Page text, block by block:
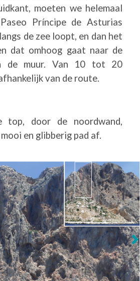
moeten we helemaal
Príncipe de Asturias
de zee loopt, en dan het
dat omhoog gaat naar de
de muur. Van 10 tot 20
van de route.
top, door de noordwand,
en glibberig pad af.